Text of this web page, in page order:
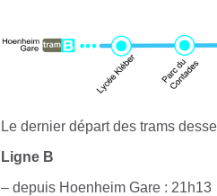
Le dernier départ des trams
Ligne B
– depuis Hoenheim Gare : 21h13